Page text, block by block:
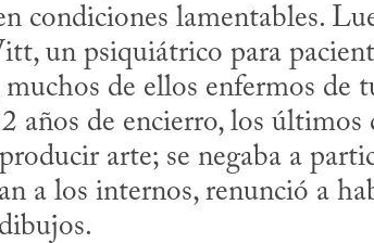
condiciones lamentables.
un psiquiátrico para
muchos de ellos enfermos de
años de encierro, los últimos
arte; se negaba a
a los internos, renunció a